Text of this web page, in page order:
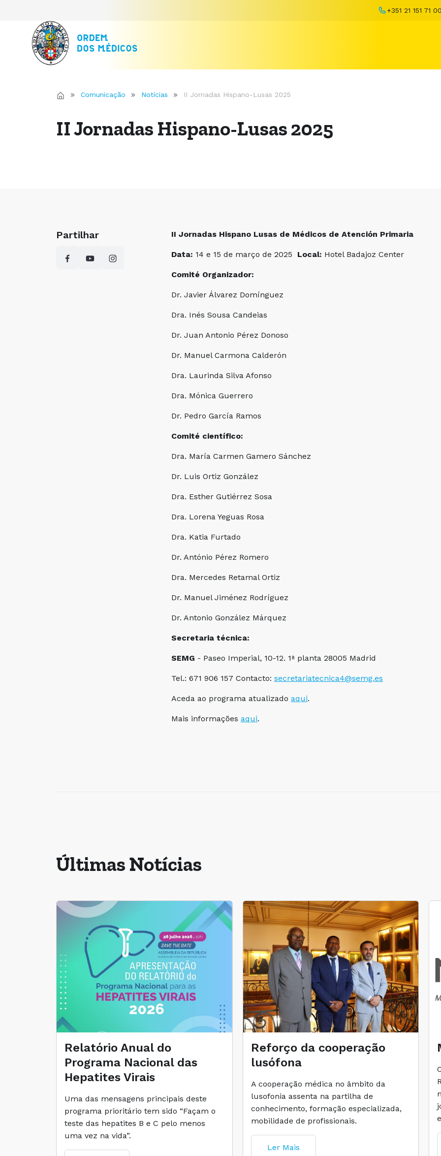
+351 21 151 71 00
Comunicação Notícias II Jornadas Hispano-Lusas 2025
II Jornadas Hispano-Lusas 2025
Partilhar II Jornadas Hispano Lusas de Médicos de Atención Primaria
Data: 14 e 15 de março de 2025 Local: Hotel Badajoz Center
Comité Organizador:
Dr. Javier Álvarez Domínguez
Dra. Inés Sousa Candeias
Dr. Juan Antonio Pérez Donoso
Dr. Manuel Carmona Calderón
Dra. Laurinda Silva Afonso
Dra. Mónica Guerrero
Dr. Pedro García Ramos
Comité científico:
Dra. María Carmen Gamero Sánchez
Dr. Luis Ortiz González
Dra. Esther Gutiérrez Sosa
Dra. Lorena Yeguas Rosa
Dra. Katia Furtado
Dr. António Pérez Romero
Dra. Mercedes Retamal Ortiz
Dr. Manuel Jiménez Rodríguez
Dr. Antonio González Márquez
Secretaria técnica:
SEMG - Paseo Imperial, 10-12. 1ª planta 28005 Madrid
Tel.: 671 906 157 Contacto: secretariatecnica4@semg.es
Aceda ao programa atualizado aqui.
Mais informações aqui.
Últimas Notícias
Relatório Anual do
Programa Nacional das
Hepatites Virais
Uma das mensagens principais deste
programa prioritário tem sido “Façam o
teste das hepatites B e C pelo menos
uma vez na vida”.
Reforço da cooperação
lusófona
A cooperação médica no âmbito da
lusofonia assenta na partilha de
conhecimento, formação especializada,
mobilidade de profissionais.
Ler Mais